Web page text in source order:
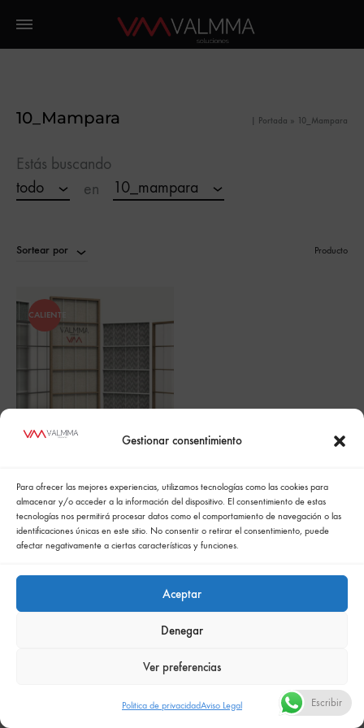
Gestionar consentimiento
Para ofrecer las mejores experiencias, utilizamos tecnologías como las cookies para
almacenar y/o acceder a la información del dispositivo. El consentimiento de estas
tecnologías nos permitirá procesar datos como el comportamiento de navegación o las
identificaciones únicas en este sitio. No consentir o retirar el consentimiento, puede
afectar negativamente a ciertas características y funciones.
Aceptar
Denegar
Ver preferencias
Politica de privacidadAviso Legal
10_Mampara | Portada » 10_Mampara
Estás buscando
todo
en 10_mampara
Sortear por Producto
CALIENTE
Política integrada de gestión
Comunicación de la política de responsabilidad social empresarial
Escribir